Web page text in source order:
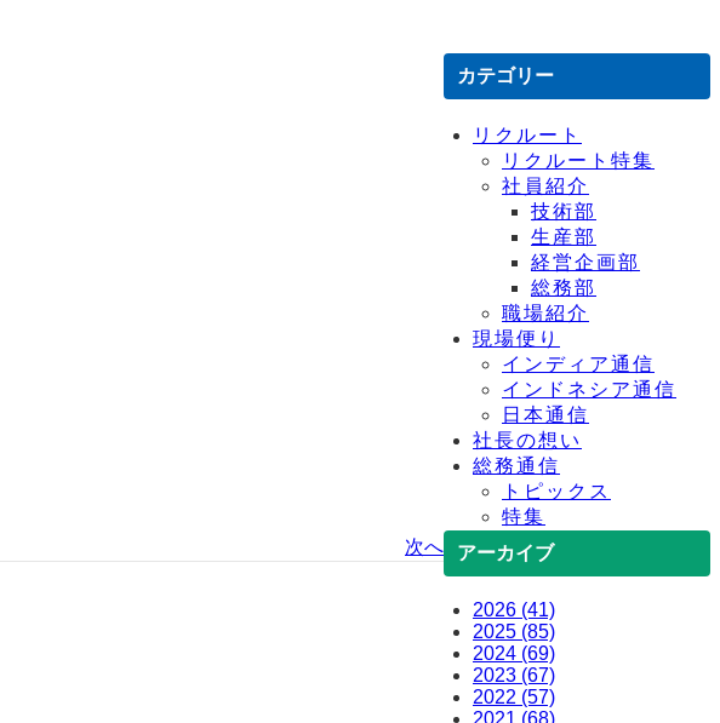
次へ
カテゴリー
リクルート
リクルート特集
社員紹介
技術部
生産部
経営企画部
総務部
職場紹介
現場便り
インディア通信
インドネシア通信
日本通信
社長の想い
総務通信
トピックス
特集
アーカイブ
2026 (41)
2025 (85)
2024 (69)
2023 (67)
2022 (57)